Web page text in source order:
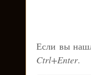
Если вы
Ctrl+Enter.